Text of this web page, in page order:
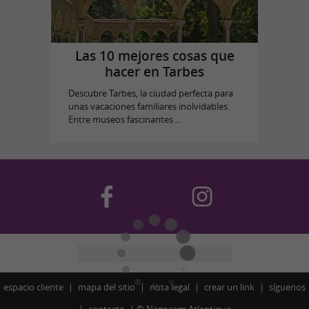
Las 10 mejores cosas que
hacer en Tarbes
Descubre Tarbes, la ciudad perfecta para
unas vacaciones familiares inolvidables.
Entre museos fascinantes ...
espacio cliente mapa del sitio nota legal crear un link
síguenos